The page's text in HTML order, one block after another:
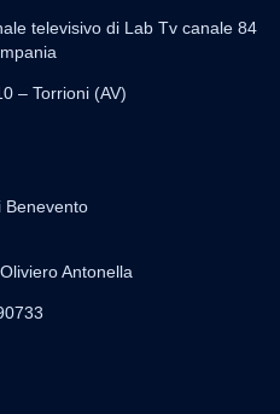
televisivo di Lab Tv canale 84
– Torrioni (AV)
Benevento
Antonella